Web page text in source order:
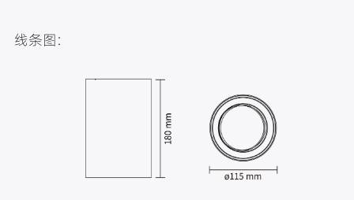
线条图: